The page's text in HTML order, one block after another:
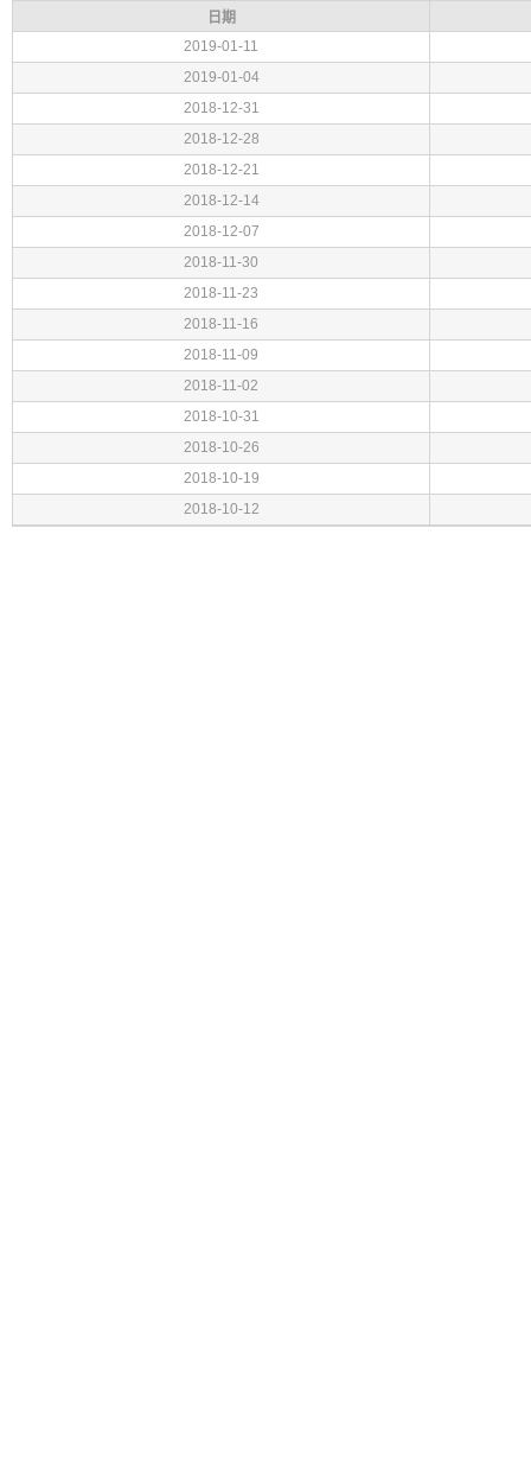
日期
2019-01-11
2019-01-04
2018-12-31
2018-12-28
2018-12-21
2018-12-14
2018-12-07
2018-11-30
2018-11-23
2018-11-16
2018-11-09
2018-11-02
2018-10-31
2018-10-26
2018-10-19
2018-10-12